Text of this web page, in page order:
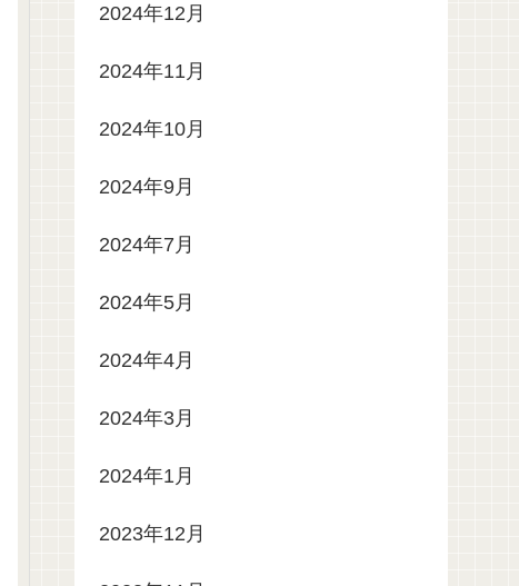
2024年12月
2024年11月
2024年10月
2024年9月
2024年7月
2024年5月
2024年4月
2024年3月
2024年1月
2023年12月